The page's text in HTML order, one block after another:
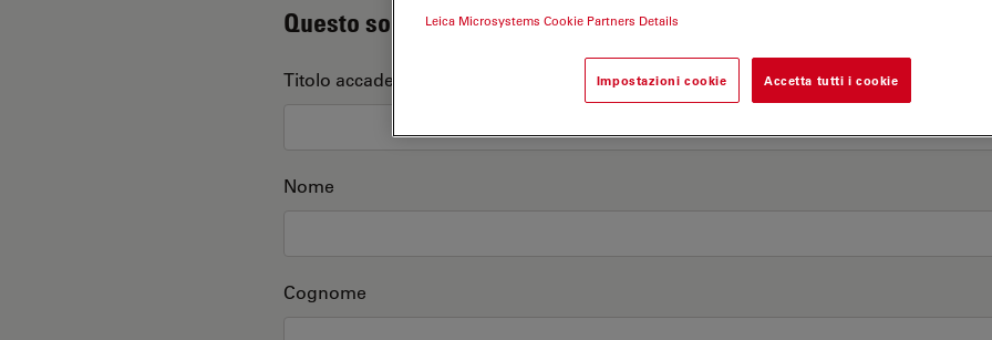
Questo sono io
Titolo accademico
Nome
Cognome
Leica Microsystems Cookie Partners Details
Impostazioni cookie Accetta tutti i cookie